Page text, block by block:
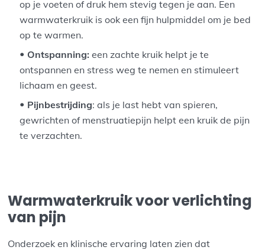
op je voeten of druk hem stevig tegen je aan. Een
warmwaterkruik is ook een fijn hulpmiddel om je bed
op te warmen.
Ontspanning:een zachte kruik helpt je te
ontspannen en stress weg te nemen en stimuleert
lichaam en geest.
Pijnbestrijding: als je last hebt van spieren,
gewrichten of menstruatiepijn helpt een kruik de pijn
te verzachten.
Warmwaterkruik voor verlichting
van pijn
Onderzoek en klinische ervaring laten zien dat